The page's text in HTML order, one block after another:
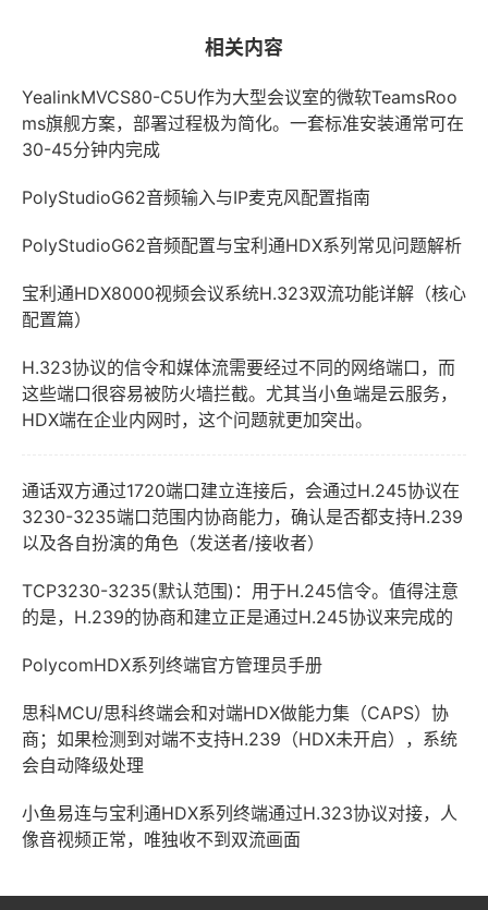
相关内容
YealinkMVCS80-C5U作为大型会议室的微软TeamsRoo
ms旗舰方案，部署过程极为简化。一套标准安装通常可在
30-45分钟内完成
PolyStudioG62音频输入与IP麦克风配置指南
PolyStudioG62音频配置与宝利通HDX系列常见问题解析
宝利通HDX8000视频会议系统H.323双流功能详解（核心
配置篇）
H.323协议的信令和媒体流需要经过不同的网络端口，而
这些端口很容易被防火墙拦截。尤其当小鱼端是云服务，
HDX端在企业内网时，这个问题就更加突出。
通话双方通过1720端口建立连接后，会通过H.245协议在
3230-3235端口范围内协商能力，确认是否都支持H.239
以及各自扮演的角色（发送者/接收者）
TCP3230-3235(默认范围)：用于H.245信令。值得注意
的是，H.239的协商和建立正是通过H.245协议来完成的
PolycomHDX系列终端官方管理员手册
思科MCU/思科终端会和对端HDX做能力集（CAPS）协
商；如果检测到对端不支持H.239（HDX未开启），系统
会自动降级处理
小鱼易连与宝利通HDX系列终端通过H.323协议对接，人
像音视频正常，唯独收不到双流画面